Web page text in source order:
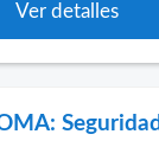
Ver detalles